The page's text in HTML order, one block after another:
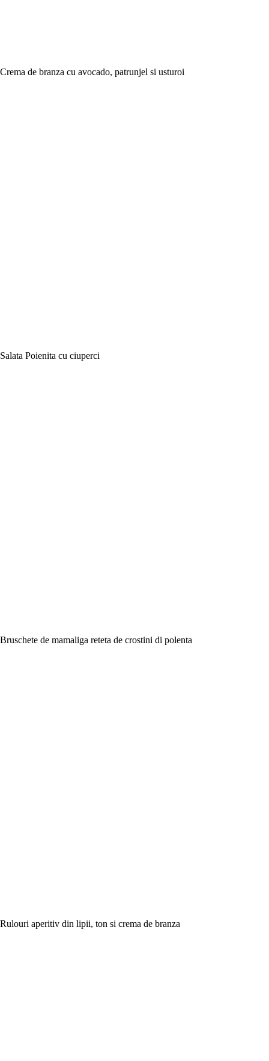
Crema de branza cu avocado, patrunjel si usturoi
Salata Poienita cu ciuperci
Bruschete de mamaliga reteta de crostini di polenta
Rulouri aperitiv din lipii, ton si crema de branza